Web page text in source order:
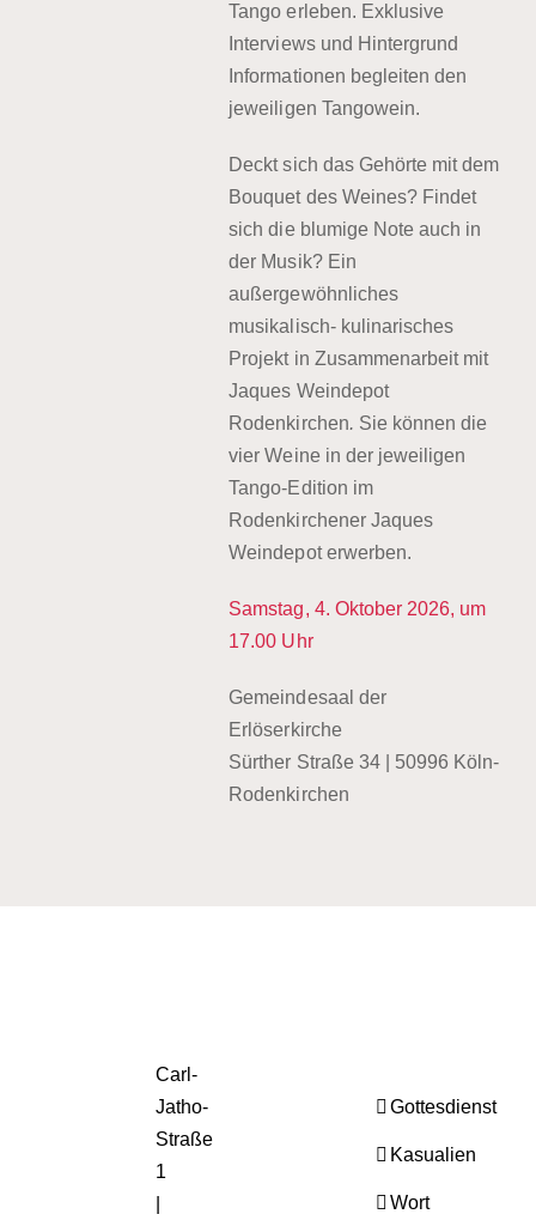
Tango erleben. Exklusive
Interviews und Hintergrund
Informationen begleiten den
jeweiligen Tangowein.
Deckt sich das Gehörte mit dem
Bouquet des Weines? Findet
sich die blumige Note auch in
der Musik? Ein
außergewöhnliches
musikalisch- kulinarisches
Projekt in Zusammenarbeit mit
Jaques Weindepot
Rodenkirchen. Sie können die
vier Weine in der jeweiligen
Tango-Edition im
Rodenkirchener Jaques
Weindepot erwerben.
Samstag, 4. Oktober 2026, um
17.00 Uhr
Gemeindesaal der
Erlöserkirche
Sürther Straße 34 | 50996 Köln-
Rodenkirchen
Carl-
Jatho-
Straße
1
Gottesdienst
Kasualien
Wort